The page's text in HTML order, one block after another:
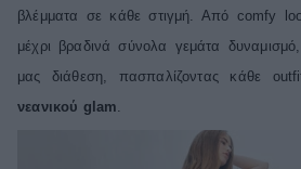
Deco
Green
βλέμματα σε κάθε στιγμή. Από comfy
μέχρι βραδινά σύνολα γεμάτα δυναμισμό,
μας διάθεση, πασπαλίζοντας κάθε
νεανικού glam.